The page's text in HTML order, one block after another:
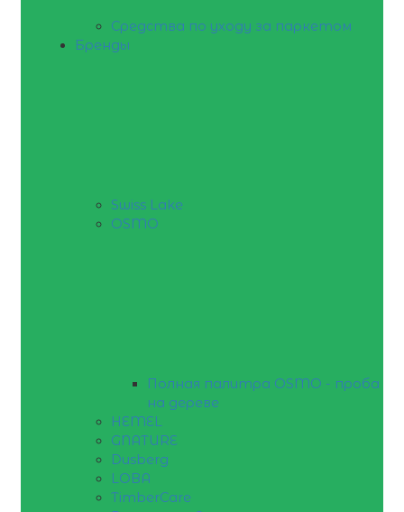
Средства по уходу за паркетом
Бренды
Swiss Lake
OSMO
Полная палитра OSMO - проба
на дереве
HEMEL
GNATURE
Dusberg
LOBA
TimberCare